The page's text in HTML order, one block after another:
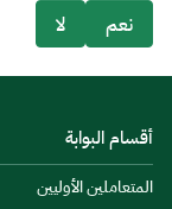
نعم
لا
أقسام البوابة
المتعاملين الأوليين